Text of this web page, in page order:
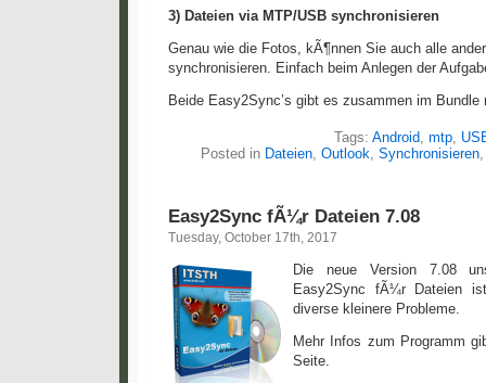
3) Dateien via MTP/USB synchronisieren
Genau wie die Fotos, kÃ¶nnen Sie auch alle
synchronisieren. Einfach beim Anlegen der
Beide Easy2Sync’s gibt es zusammen im
Tags: Android, mtp,
Posted in Dateien, Outlook, Synchronisieren
Easy2Sync fÃ¼r Dateien 7.08
Tuesday, October 17th, 2017
Die neue Version 7.08
Easy2Sync fÃ¼r Dateien
diverse kleinere Probleme.
Mehr Infos zum Programm
Seite.